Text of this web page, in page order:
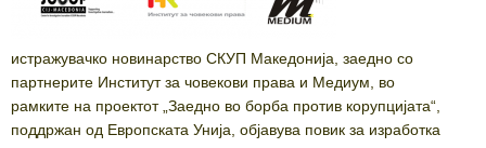
истражувачко новинарство СКУП Македонија, заедно со
партнерите Институт за човекови права и Медиум, во
рамките на проектот „Заедно во борба против корупцијата“,
поддржан од Европската Унија, објавува повик за изработка